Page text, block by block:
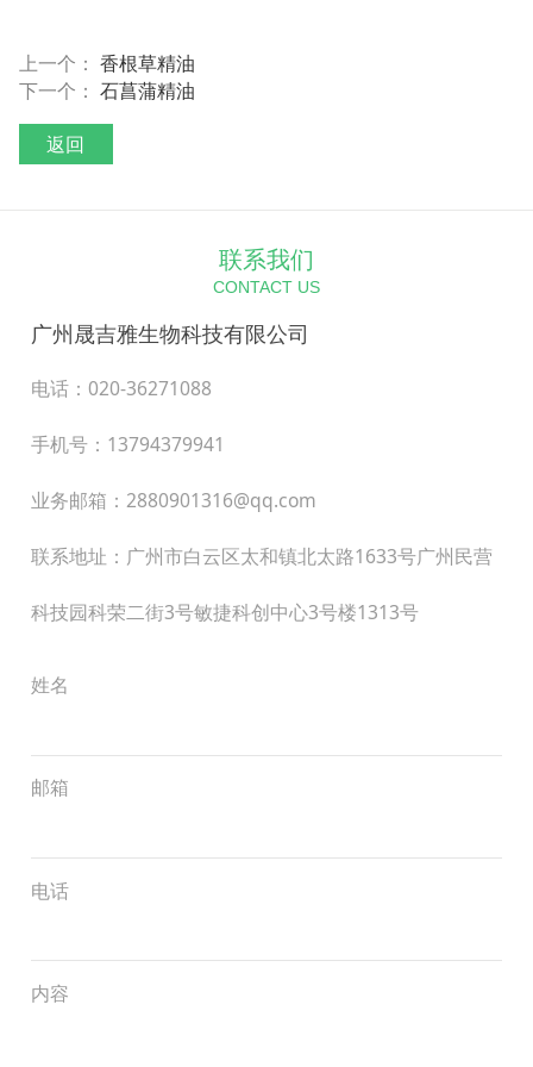
上一个： 香根草精油
下一个： 石菖蒲精油
返回
联系我们
CONTACT US
广州晟吉雅生物科技有限公司
电话：020-36271088
手机号：13794379941
业务邮箱：2880901316@qq.com
联系地址：广州市白云区太和镇北太路1633号广州民营
科技园科荣二街3号敏捷科创中心3号楼1313号
姓名
邮箱
电话
内容